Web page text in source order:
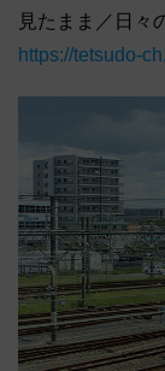
見たまま／日々
https://tetsudo-